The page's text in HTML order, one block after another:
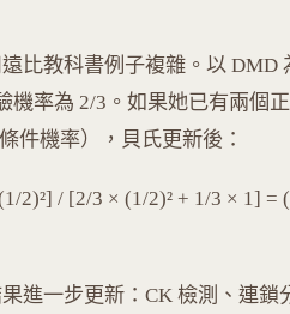
比教科書例子複雜。以 DMD
機率為 2/3。如果她已有兩個
件機率），貝氏更新後：
2)²] / [2/3 × (1/2)² + 1/3 × 1] =
進一步更新：CK 檢測、連鎖